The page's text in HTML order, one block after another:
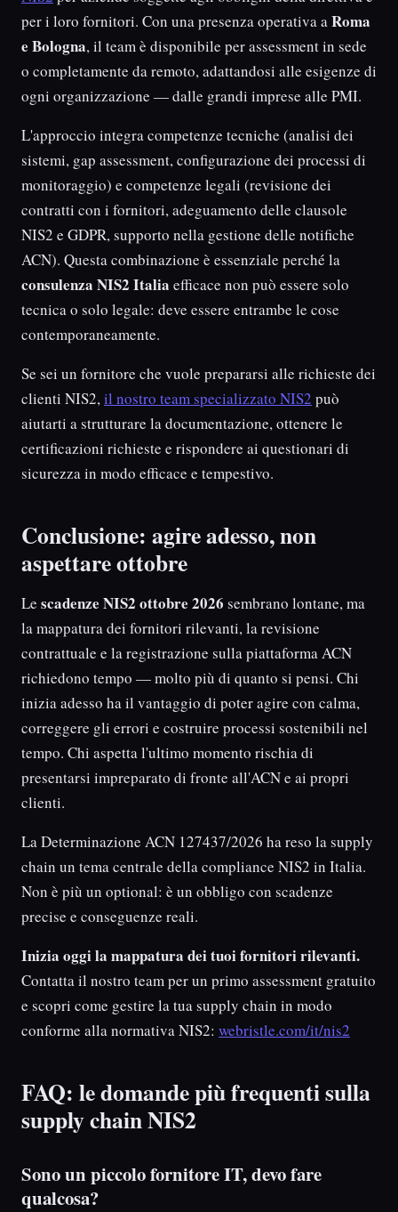
per i loro fornitori. Con una presenza operativa aRoma
e Bologna, il team è disponibile per assessment in sede
o completamente da remoto, adattandosi alle esigenze di
ogni organizzazione — dalle grandi imprese alle PMI.
L'approccio integra competenze tecniche (analisi dei
sistemi, gap assessment, configurazione dei processi di
monitoraggio) e competenze legali (revisione dei
contratti con i fornitori, adeguamento delle clausole
NIS2 e GDPR, supporto nella gestione delle notifiche
ACN). Questa combinazione è essenziale perché la
consulenza NIS2 Italia efficace non può essere solo
tecnica o solo legale: deve essere entrambe le cose
contemporaneamente.
Se sei un fornitore che vuole prepararsi alle richieste dei
clienti NIS2,il nostro team specializzato NIS2 può
aiutarti a strutturare la documentazione, ottenere le
certificazioni richieste e rispondere ai questionari di
sicurezza in modo efficace e tempestivo.
Conclusione: agire adesso, non
aspettare ottobre
Le scadenze NIS2 ottobre 2026 sembrano lontane, ma
la mappatura dei fornitori rilevanti, la revisione
contrattuale e la registrazione sulla piattaforma ACN
richiedono tempo — molto più di quanto si pensi. Chi
inizia adesso ha il vantaggio di poter agire con calma,
correggere gli errori e costruire processi sostenibili nel
tempo. Chi aspetta l'ultimo momento rischia di
presentarsi impreparato di fronte all'ACN e ai propri
clienti.
La Determinazione ACN 127437/2026 ha reso la supply
chain un tema centrale della compliance NIS2 in Italia.
Non è più un optional: è un obbligo con scadenze
precise e conseguenze reali.
Inizia oggi la mappatura dei tuoi fornitori rilevanti.
Contatta il nostro team per un primo assessment gratuito
e scopri come gestire la tua supply chain in modo
conforme alla normativa NIS2: webristle.com/it/nis2
FAQ: le domande più frequenti sulla
supply chain NIS2
Sono un piccolo fornitore IT, devo fare
qualcosa?